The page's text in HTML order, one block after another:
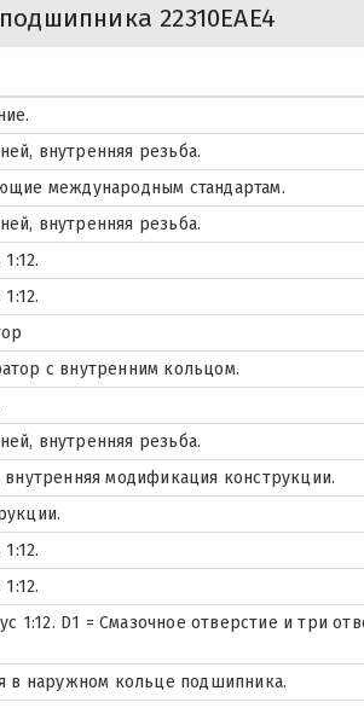
22310EAE4
внутренняя резьба.
международным стандартам.
внутренняя резьба.
с внутренним кольцом.
внутренняя резьба.
модификация конструкции.
1:12. D1 = Смазочное отверстие и три
в наружном кольце подшипника.